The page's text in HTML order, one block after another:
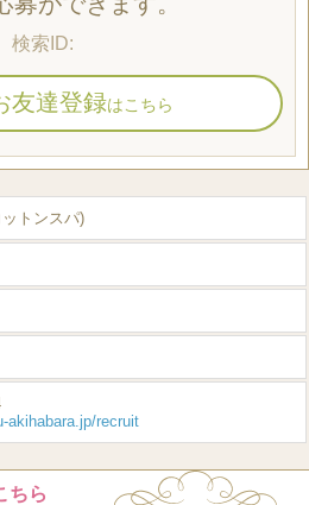
友達登録はこちら
ットンスパ)
akihabara.jp/recruit
ちら